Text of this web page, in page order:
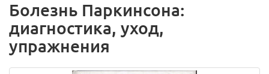
Болезнь Паркинсона:
диагностика, уход,
упражнения